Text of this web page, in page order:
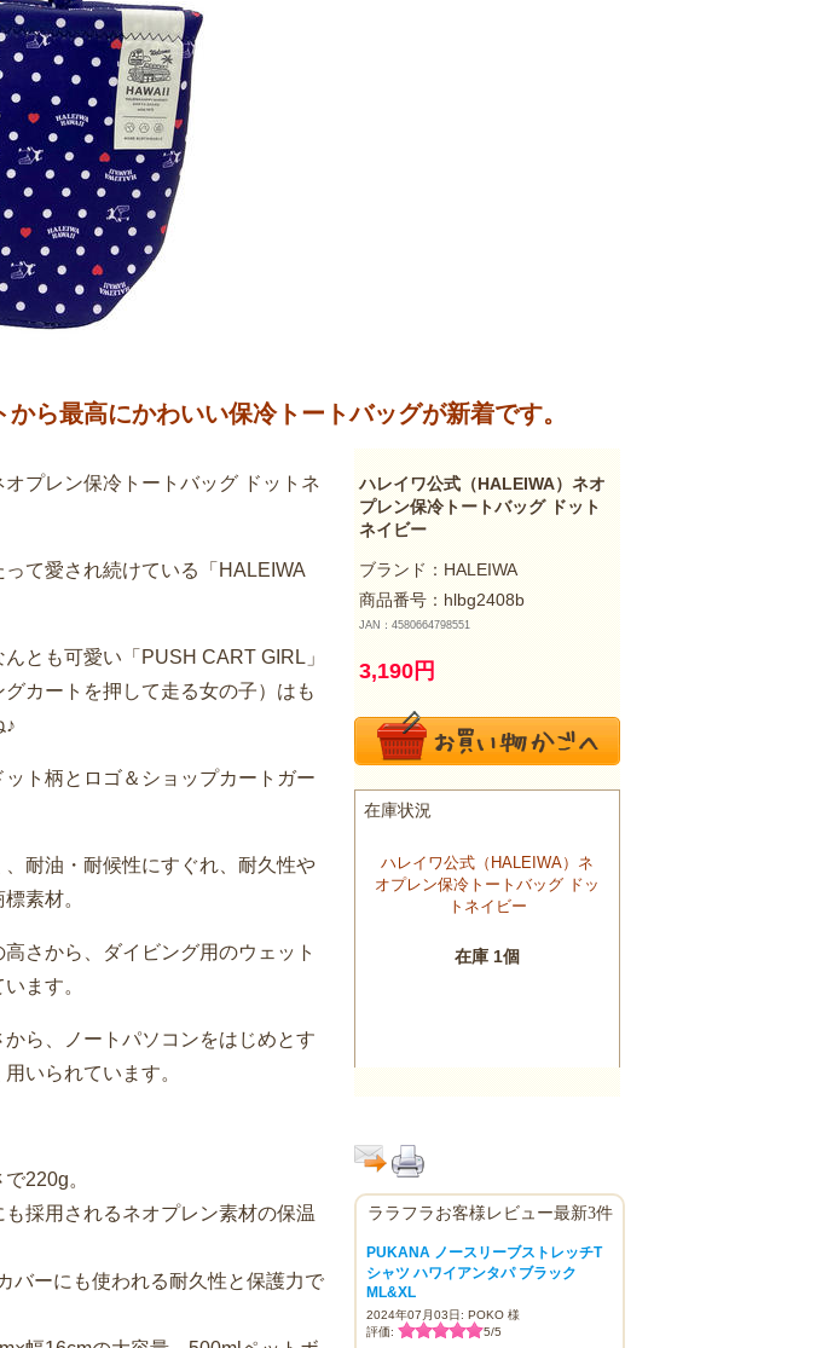
ら最高にかわいい保冷トートバッグが新着です。
プレン保冷トートバッグ ドットネ
て愛され続けている「HALEIWA
とも可愛い「PUSH CART GIRL」
カートを押して走る女の子）はも
♪
ト柄とロゴ＆ショップカートガー
耐油・耐候性にすぐれ、耐久性や
素材。
さから、ダイビング用のウェット
ます。
ら、ノートパソコンをはじめとす
いられています。
220g。
採用されるネオプレン素材の保温
ーにも使われる耐久性と保護力で
ハレイワ公式（HALEIWA）ネオ
プレン保冷トートバッグ ドット
ネイビー
ブランド：HALEIWA
商品番号：hlbg2408b
JAN：4580664798551
3,190円
ララフラお客様レビュー最新3件
PUKANA ノースリーブストレッチT
シャツ ハワイアンタパ ブラック
ML&XL
2024年07月03日: POKO 様
評価:
5/5